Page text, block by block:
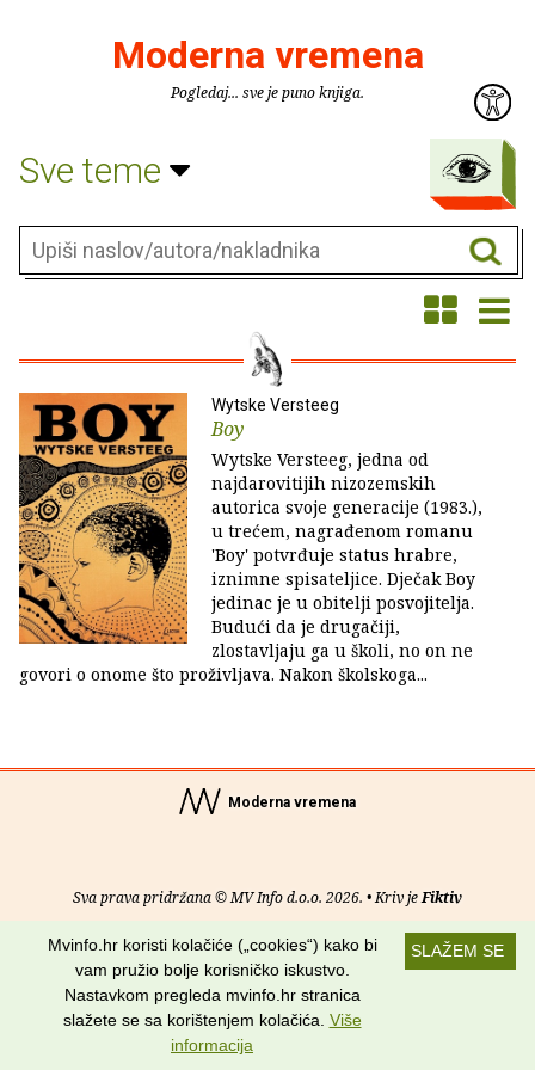
Moderna vremena
Pogledaj... sve je puno knjiga.
Sve teme
Wytske Versteeg
Boy
Wytske Versteeg, jedna od
najdarovitijih nizozemskih
autorica svoje generacije (1983.),
u trećem, nagrađenom romanu
'Boy' potvrđuje status hrabre,
iznimne spisateljice. Dječak Boy
jedinac je u obitelji posvojitelja.
Budući da je drugačiji,
zlostavljaju ga u školi, no on ne
govori o onome što proživljava. Nakon školskoga...
Moderna vremena
Sva prava pridržana © MV Info d.o.o. 2026. • Kriv jeFiktiv
O nama• Pomoć•Uvjeti korištenja•RSS kanali
Potraži nas na:
SLAŽEM SE
Mvinfo.hr koristi kolačiće („cookies“) kako bi
vam pružio bolje korisničko iskustvo.
Nastavkom pregleda mvinfo.hr stranica
slažete se sa korištenjem kolačića. Više
informacija